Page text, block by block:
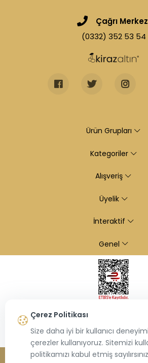
Çağrı
(0332) 352 53 54
Ürün Grupları
Kategoriler
Alışveriş
Üyelik
İnteraktif
Genel
© 2026 Kiraz Altın- Tüm
Çerez Politikası
Size daha iyi bir kullanıcı
çerezler kullanıyoruz. Sitemizi
politikamızı kabul etmiş